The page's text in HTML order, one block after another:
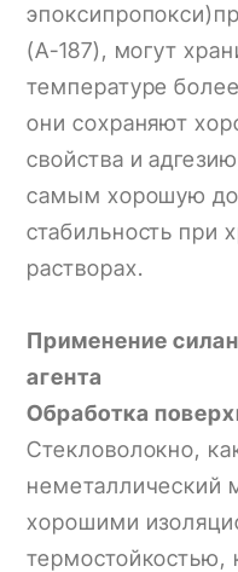
(A-187), могут
температуре
они сохраняют
свойства и
самым хорошую
стабильность при
растворах.
Применение
агента
Обработка
Стекловолокно,
неметаллический
хорошими
термостойкостью,